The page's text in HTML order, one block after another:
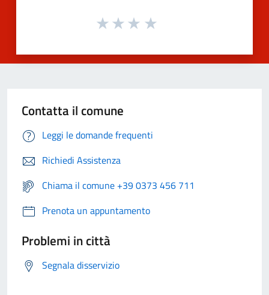
Contatta il comune
Leggi le domande frequenti
Richiedi Assistenza
Chiama il comune +39 0373 456 711
Prenota un appuntamento
Problemi in città
Segnala disservizio